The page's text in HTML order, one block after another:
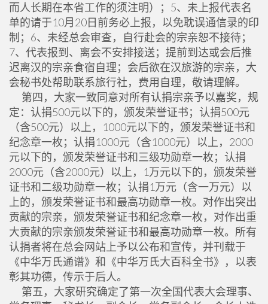
而人长期在本省工作的须注明）；5、未上报代表名
单的请于10月20日前务必上报，以免耽误通信录的印
制；6、未经总会审查，自行赴会的宗亲恕不接待；
7、代表报到、离会不安排接送；提前到达或会后推
迟离汉的宗亲食宿自理；会后欲在汉旅游的宗亲，大
会秘书处帮助联系旅行社，费用自理，敬请理解。
第四，大家一致同意对所有认捐宗亲予以嘉奖，规
定：认捐500元以下的，颁发荣誉证书；认捐500元
（含500元）以上，1000元以下的，颁发荣誉证书和
纪念章一枚；认捐1000元（含1000元）以上，2000
元以下的，颁发荣誉证书和三级功勋章一枚；认捐
2000元（含2000元）以上，1万元以下的，颁发荣誉
证书和二级功勋章一枚；认捐1万元（含一万元）以
上的，颁发荣誉证书和最高功勋章一枚。对作出突出
贡献的宗亲，颁发荣誉证书和纪念章一枚，对作出重
大贡献的宗亲颁发荣誉证书和最高功勋章一枚。所有
认捐者将在总会网站上予以公布和宣传，并刊载于
《中华万氏通谱》和《中华万氏大百科全书》，以表
彰其功德，传示于后人。
第五，大家研究确定了第一次全国代表大会理事、